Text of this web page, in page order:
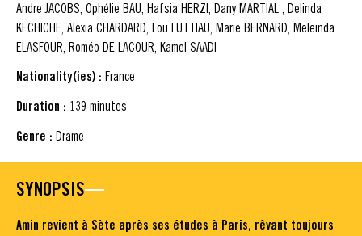
Andre JACOBS, Ophélie BAU, Hafsia HERZI, Dany MARTIAL , Delinda
KECHICHE, Alexia CHARDARD, Lou LUTTIAU, Marie BERNARD, Meleinda
ELASFOUR, Roméo DE LACOUR, Kamel SAADI
Nationality(ies) : France
Duration : 139 minutes
Genre : Drame
SYNOPSIS
Amin revient à Sète après ses études à Paris, rêvant toujours